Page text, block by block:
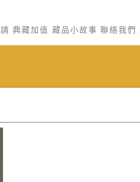
典藏加值 藏品小故事 聯絡我們